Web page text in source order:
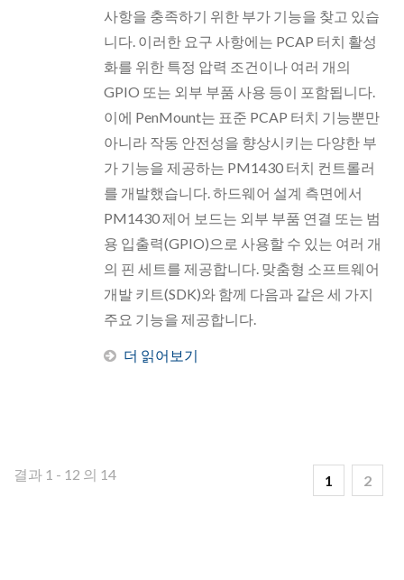
사항을 충족하기 위한 부가 기능을 찾고 있습
니다. 이러한 요구 사항에는 PCAP 터치 활성
화를 위한 특정 압력 조건이나 여러 개의
GPIO 또는 외부 부품 사용 등이 포함됩니다.
이에 PenMount는 표준 PCAP 터치 기능뿐만
아니라 작동 안전성을 향상시키는 다양한 부
가 기능을 제공하는 PM1430 터치 컨트롤러
를 개발했습니다. 하드웨어 설계 측면에서
PM1430 제어 보드는 외부 부품 연결 또는 범
용 입출력(GPIO)으로 사용할 수 있는 여러 개
의 핀 세트를 제공합니다. 맞춤형 소프트웨어
개발 키트(SDK)와 함께 다음과 같은 세 가지
주요 기능을 제공합니다.
더 읽어보기
결과 1 - 12 의 14 1 2